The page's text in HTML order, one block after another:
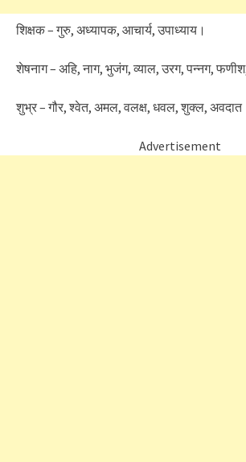
शिक्षक – गुरु, अध्यापक, आचार्य, उपाध्याय।
शेषनाग – अहि, नाग, भुजंग, व्याल, उरग, पन्नग,
शुभ्र – गौर, श्वेत, अमल, वलक्ष, धवल, शुक्ल,
Advertisement